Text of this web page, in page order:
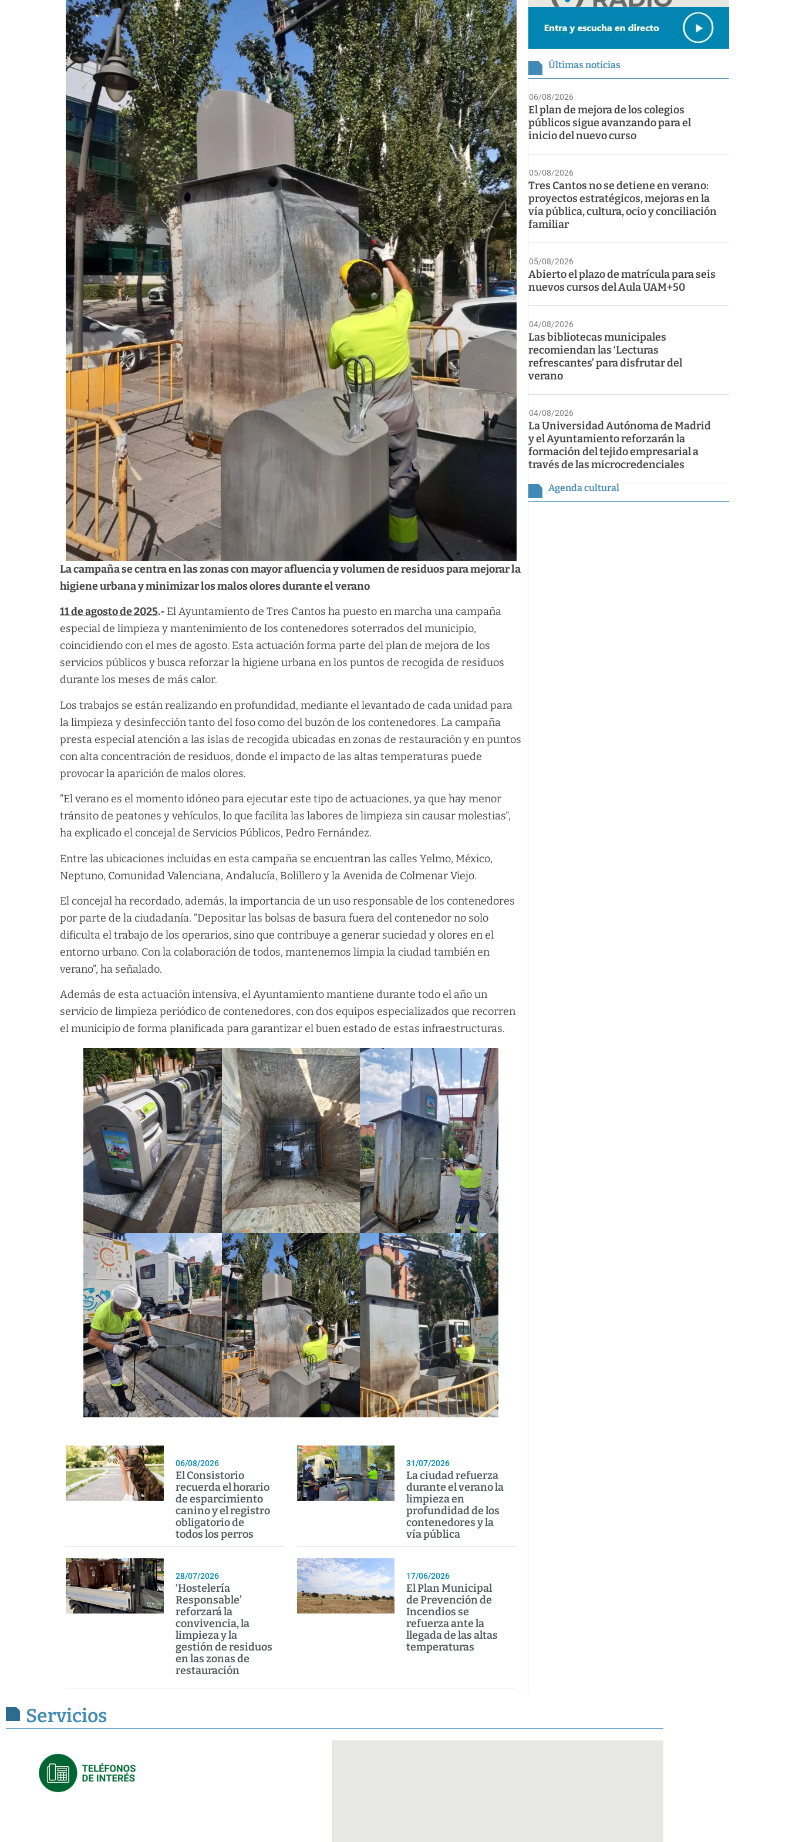
La campaña se centra en las zonas con mayor afluencia y volumen de residuos para mejorar la
higiene urbana y minimizar los malos olores durante el verano
11 de agosto de 2025.- El Ayuntamiento de Tres Cantos ha puesto en marcha una campaña
especial de limpieza y mantenimiento de los contenedores soterrados del municipio,
coincidiendo con el mes de agosto. Esta actuación forma parte del plan de mejora de los
servicios públicos y busca reforzar la higiene urbana en los puntos de recogida de residuos
durante los meses de más calor.
Los trabajos se están realizando en profundidad, mediante el levantado de cada unidad para
la limpieza y desinfección tanto del foso como del buzón de los contenedores. La campaña
presta especial atención a las islas de recogida ubicadas en zonas de restauración y en puntos
con alta concentración de residuos, donde el impacto de las altas temperaturas puede
provocar la aparición de malos olores.
“El verano es el momento idóneo para ejecutar este tipo de actuaciones, ya que hay menor
tránsito de peatones y vehículos, lo que facilita las labores de limpieza sin causar molestias”,
ha explicado el concejal de Servicios Públicos, Pedro Fernández.
Entre las ubicaciones incluidas en esta campaña se encuentran las calles Yelmo, México,
Neptuno, Comunidad Valenciana, Andalucía, Bolillero y la Avenida de Colmenar Viejo.
El concejal ha recordado, además, la importancia de un uso responsable de los contenedores
por parte de la ciudadanía. “Depositar las bolsas de basura fuera del contenedor no solo
dificulta el trabajo de los operarios, sino que contribuye a generar suciedad y olores en el
entorno urbano. Con la colaboración de todos, mantenemos limpia la ciudad también en
verano”, ha señalado.
Además de esta actuación intensiva, el Ayuntamiento mantiene durante todo el año un
servicio de limpieza periódico de contenedores, con dos equipos especializados que recorren
el municipio de forma planificada para garantizar el buen estado de estas infraestructuras.
06/08/2026
El Consistorio
recuerda el horario
de esparcimiento
canino y el registro
obligatorio de
todos los perros
31/07/2026
La ciudad refuerza
durante el verano la
limpieza en
profundidad de los
contenedores y la
vía pública
28/07/2026
‘Hostelería
Responsable’
reforzará la
convivencia, la
limpieza y la
gestión de residuos
en las zonas de
restauración
17/06/2026
El Plan Municipal
de Prevención de
Incendios se
refuerza ante la
llegada de las altas
temperaturas
Últimas noticias
06/08/2026
El plan de mejora de los colegios
públicos sigue avanzando para el
inicio del nuevo curso
05/08/2026
Tres Cantos no se detiene en verano:
proyectos estratégicos, mejoras en la
vía pública, cultura, ocio y conciliación
familiar
05/08/2026
Abierto el plazo de matrícula para seis
nuevos cursos del Aula UAM+50
04/08/2026
Las bibliotecas municipales
recomiendan las ‘Lecturas
refrescantes’ para disfrutar del
verano
04/08/2026
La Universidad Autónoma de Madrid
y el Ayuntamiento reforzarán la
formación del tejido empresarial a
través de las microcredenciales
Agenda cultural
Servicios